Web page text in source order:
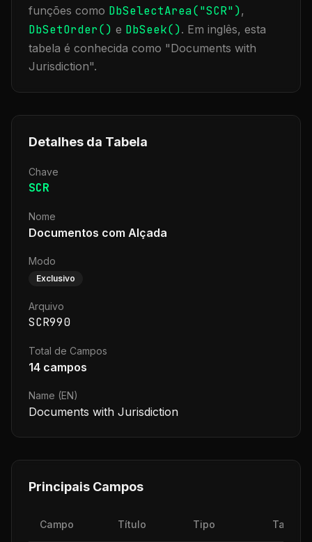
funções como DbSelectArea("SCR"),
DbSetOrder() e DbSeek(). Em inglês, esta
tabela é conhecida como "Documents with
Jurisdiction".
Detalhes da Tabela
Chave
SCR
Nome
Documentos com Alçada
Modo
Exclusivo
Arquivo
SCR990
Total de Campos
14 campos
Name (EN)
Documents with Jurisdiction
Principais Campos
Campo Título Tipo